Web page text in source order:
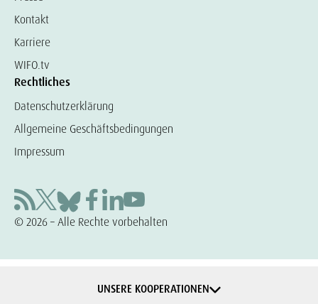
Kontakt
Karriere
WIFO.tv
Rechtliches
Datenschutzerklärung
Allgemeine Geschäftsbedingungen
Impressum
© 2026 – Alle Rechte vorbehalten
UNSERE KOOPERATIONEN